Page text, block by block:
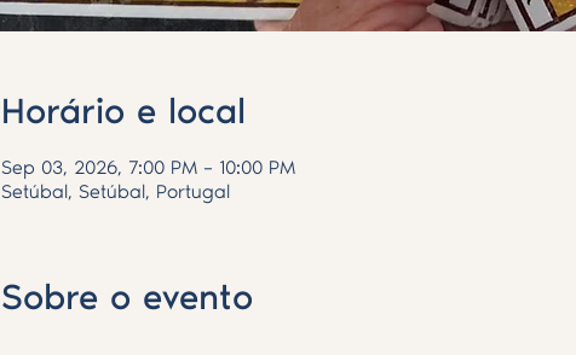
Horário e local
Sep 03, 2026, 7:00 PM – 10:00 PM
Setúbal, Setúbal, Portugal
Sobre o evento